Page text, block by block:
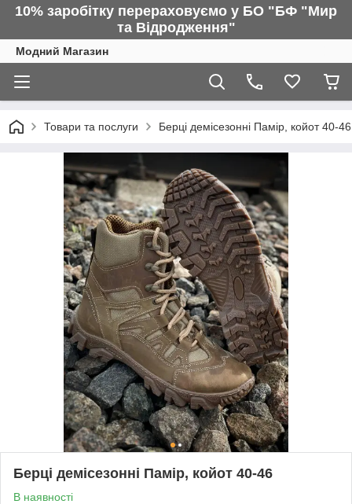
10% заробітку перераховуємо у БО "БФ "Мир
та Відродження"
Модний Магазин
Товари та послуги Берці демісезонні Памір, койот 40-46
Берці демісезонні Памір, койот 40-46
В наявності